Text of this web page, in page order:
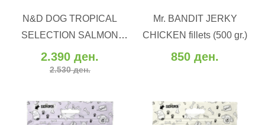
N&D DOG TROPICAL
SELECTION SALMON
ADULT MINI 5 kg
2.390 ден.
2.530 ден.
Додај во желби
Додај за споредба
Mr. BANDIT JERKY
CHICKEN fillets (500 gr.)
850 ден.
Додај во желби
Додај за споредба